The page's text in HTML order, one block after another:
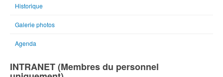
Historique
Galerie photos
Agenda
INTRANET (Membres du personnel